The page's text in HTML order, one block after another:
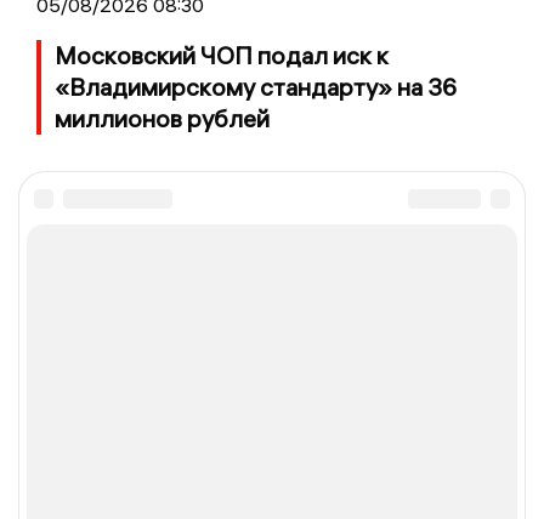
Московский ЧОП подал иск к
«Владимирскому стандарту» на 36
миллионов рублей